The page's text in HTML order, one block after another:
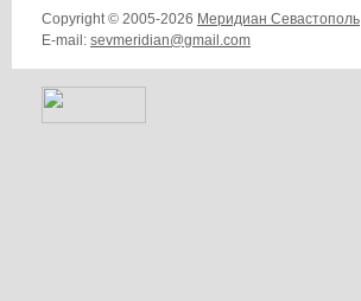
Copyright © 2005-2026 Меридиан Севастополь
E-mail: sevmeridian@gmail.com